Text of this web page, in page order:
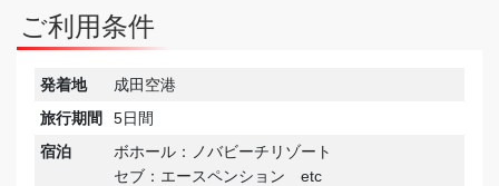
ご利用条件
発着地
成田空港
旅行期間
5日間
宿泊
ボホール：ノバビーチリゾート
セブ：エースペンション etc